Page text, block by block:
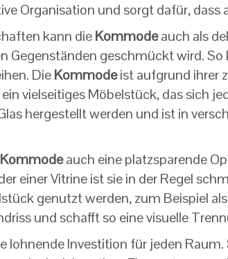
Organisation und sorgt dafür, dass
kann dieKommodeauch als
Gegenständen geschmückt wird.
DieKommodeist aufgrund ihrer
vielseitiges Möbelstück, das sich
hergestellt werden und ist in
Kommodeauch eine platzsparende
einer Vitrine ist sie in der Regel
genutzt werden, zum Beispiel
und schafft so eine visuelle
lohnende Investition für jeden